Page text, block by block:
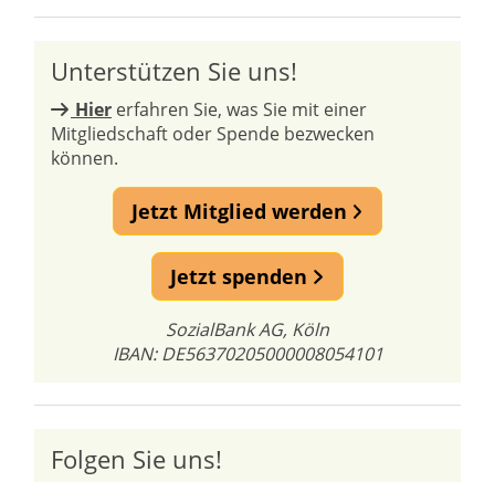
Unterstützen Sie uns!
Hier erfahren Sie, was Sie mit einer
Mitgliedschaft oder Spende bezwecken
können.
Jetzt Mitglied werden
Jetzt spenden
SozialBank AG, Köln
IBAN: DE56370205000008054101
Folgen Sie uns!